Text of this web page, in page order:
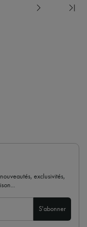
exclusivités,
S'abonner